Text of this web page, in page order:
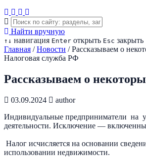
Найти вручную
↑ ↓ навигация Enter открыть Esc закрыть
Главная / Новости / Рассказываем о
Налоговая служба РФ
Рассказываем о
03.09.2024
author
Индивидуальные предприниматели на
деятельности. Исключение —
Налог исчисляется на основании
использовании недвижимости.